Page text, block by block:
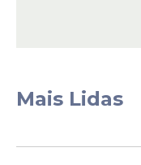
Mais Lidas